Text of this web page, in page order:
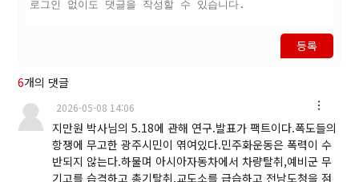
등록
6개의 댓글
2026-05-08 14:06
지만원 박사님의 5.18에 관해 연구.발표가 팩트이다.폭도들의
항쟁에 무고한 광주시민이 엮여있다.민주화운동은 폭력이 수
반되지 않는다.하물며 아시아자동차에서 차량탈취,예비군 무
기고를 습격하고 총기탈취,교도소를 급습하고 전남도청을 점